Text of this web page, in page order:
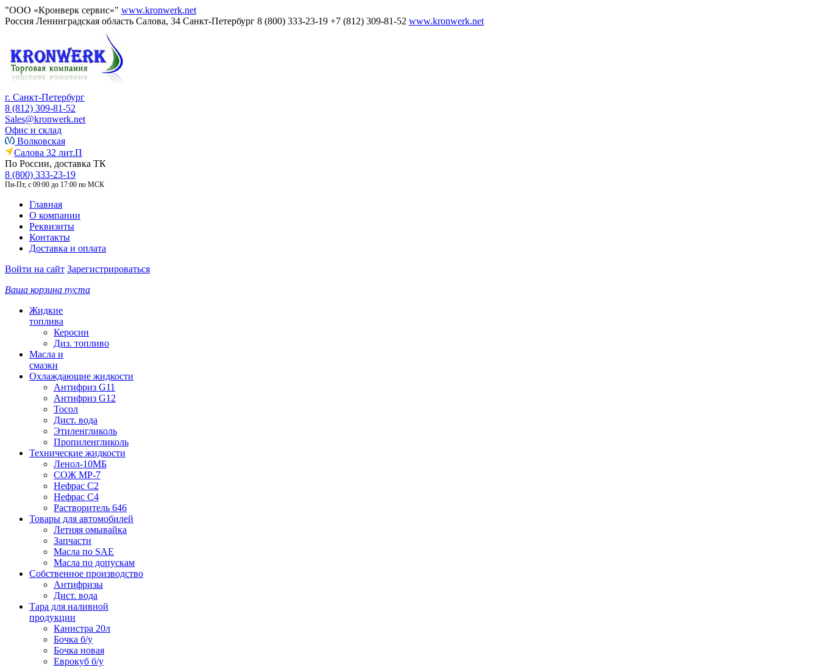
"ООО «Кронверк сервис»" www.kronwerk.net
Россия Ленинградская область Салова, 34 Санкт-Петербург 8 (800) 333-23-19 +7 (812) 309-81-52 www.kronwerk.net
г. Санкт-Петербург
8 (812) 309-81-52
Sales@kronwerk.net
Офис и склад
Волковская
Салова 32 лит.П
По России, доставка ТК
8 (800) 333-23-19
Пн-Пт, с 09:00 до 17:00 по МСК
Главная
О компании
Реквизиты
Контакты
Доставка и оплата
Войти на сайт Зарегистрироваться
Ваша корзина пуста
Жидкие
топлива
Керосин
Диз. топливо
Масла и
смазки
Охлаждающие жидкости
Антифриз G11
Антифриз G12
Тосол
Дист. вода
Этиленгликоль
Пропиленгликоль
Технические жидкости
Ленол-10МБ
СОЖ МР-7
Нефрас С2
Нефрас С4
Растворитель 646
Товары для автомобилей
Летняя омывайка
Запчасти
Масла по SAE
Масла по допускам
Собственное производство
Антифризы
Дист. вода
Тара для наливной
продукции
Канистра 20л
Бочка б/у
Бочка новая
Еврокуб б/у